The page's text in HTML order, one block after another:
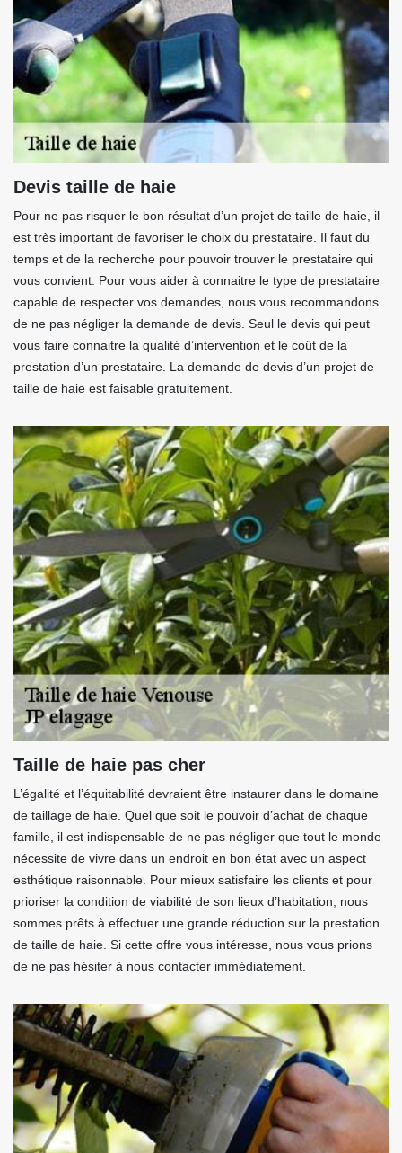
Devis taille de haie
Pour ne pas risquer le bon résultat d’un projet de taille de haie, il
est très important de favoriser le choix du prestataire. Il faut du
temps et de la recherche pour pouvoir trouver le prestataire qui
vous convient. Pour vous aider à connaitre le type de prestataire
capable de respecter vos demandes, nous vous recommandons
de ne pas négliger la demande de devis. Seul le devis qui peut
vous faire connaitre la qualité d’intervention et le coût de la
prestation d’un prestataire. La demande de devis d’un projet de
taille de haie est faisable gratuitement.
Taille de haie pas cher
L’égalité et l’équitabilité devraient être instaurer dans le domaine
de taillage de haie. Quel que soit le pouvoir d’achat de chaque
famille, il est indispensable de ne pas négliger que tout le monde
nécessite de vivre dans un endroit en bon état avec un aspect
esthétique raisonnable. Pour mieux satisfaire les clients et pour
prioriser la condition de viabilité de son lieux d’habitation, nous
sommes prêts à effectuer une grande réduction sur la prestation
de taille de haie. Si cette offre vous intéresse, nous vous prions
de ne pas hésiter à nous contacter immédiatement.